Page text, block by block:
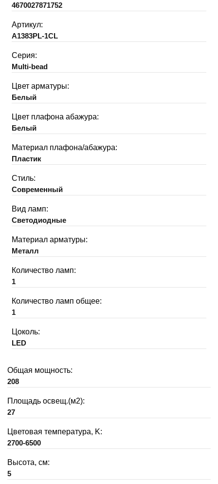
4670027871752
Артикул:
A1383PL-1CL
Серия:
Multi-bead
Цвет арматуры:
Белый
Цвет плафона абажура:
Белый
Материал плафона/абажура:
Пластик
Стиль:
Современный
Вид ламп:
Светодиодные
Материал арматуры:
Металл
Количество ламп:
1
Количество ламп общее:
1
Цоколь:
LED
Общая мощность:
208
Площадь освещ.(м2):
27
Цветовая температура, K:
2700-6500
Высота, см:
5